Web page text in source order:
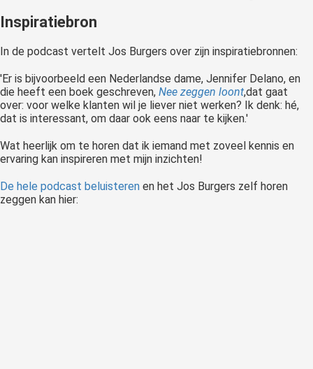
Inspiratiebron
In de podcast vertelt Jos Burgers over zijn inspiratiebronnen:
'Er is bijvoorbeeld een Nederlandse dame, Jennifer Delano, en
die heeft een boek geschreven, Nee zeggen loont,dat gaat
over: voor welke klanten wil je liever niet werken? Ik denk: hé,
dat is interessant, om daar ook eens naar te kijken.'
Wat heerlijk om te horen dat ik iemand met zoveel kennis en
ervaring kan inspireren met mijn inzichten!
De hele podcast beluisteren en het Jos Burgers zelf horen
zeggen kan hier: